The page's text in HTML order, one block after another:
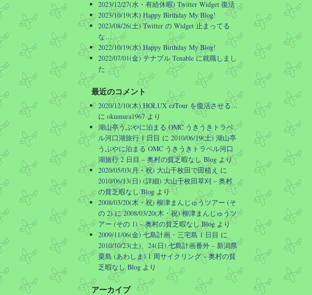
窓の杜
@madonomori
老舗のマウスユーティリティ「チ
ューチューマウス」がAIの力を借
りて15年ぶりに復活／64bit化、
Windows 10/11、「Chrome」も走
り回る。復活記念で2026年末ま
https://forest.watch.impress.co.jp/docs
/news/2131497.html
1 1 Twitter
さらに読み込む
2023/12/27(水・有給休暇) Twitter Widget 復活
2023/10/19(木) Happy Birthday My Blog!
2023/08/26(土) Twitter の Widget 止まってる
な…
2022/10/19(水) Happy Birthday My Blog!
2022/07/01(金) テナブル Tenable に就職しまし
た
最近のコメント
2020/12/10(木) HOLUX ezTour を復活させる…
に okumura1967より
湖山亭うぶやに泊まる OMC うきうきトラベ
ル河口湖旅行 1 日目 に 2010/06/19(土) 湖山亭
うぶやに泊まる OMC うきうきトラベル河口
湖旅行 2 日目 – 奥村の貧乏暇なし Blog より
2020/05/03(月・祝) 大山千枚田で田植え に
2010/06/13(日) (詳細) 大山千枚田草刈 – 奥村
の貧乏暇なし Blogより
2008/03/20(木・祝) 柳津まんじゅうツアー (そ
の 2)に2008/03/20(木・祝) 柳津まんじゅうツ
アー (その 1) – 奥村の貧乏暇なし Blog より
2009/11/06(金) 七島計画・三宅島 1 日目 に
2010/10/23(土)、24(日) 七島計画番外 – 新潟県
粟島 (あわしま) 1 周サイクリング – 奥村の貧
乏暇なし Blog より
アーカイブ